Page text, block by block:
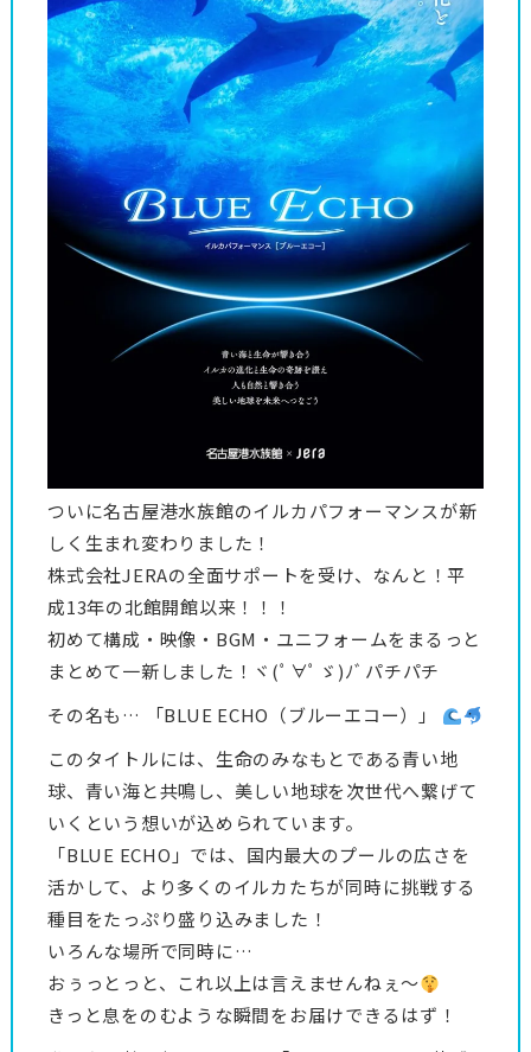
ついに名古屋港水族館のイルカパフォーマンスが新
しく生まれ変わりました！
株式会社JERAの全面サポートを受け、なんと！平
成13年の北館開館以来！！！
初めて構成・映像・BGM・ユニフォームをまるっと
まとめて一新しました！ヾ(ﾟ∀ﾟゞ)ﾉﾞパチパチ
その名も… 「BLUE ECHO（ブルーエコー）」
このタイトルには、生命のみなもとである青い地
球、青い海と共鳴し、美しい地球を次世代へ繋げて
いくという想いが込められています。
「BLUE ECHO」では、国内最大のプールの広さを
活かして、より多くのイルカたちが同時に挑戦する
種目をたっぷり盛り込みました！
いろんな場所で同時に…
おぅっとっと、これ以上は言えませんねぇ～
きっと息をのむような瞬間をお届けできるはず！